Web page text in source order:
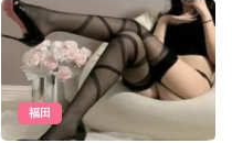
福田